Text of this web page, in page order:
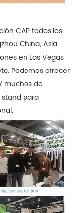
CAP todos los
China, Asia
en Las Vegas
Podemos ofrecer
muchos de
para